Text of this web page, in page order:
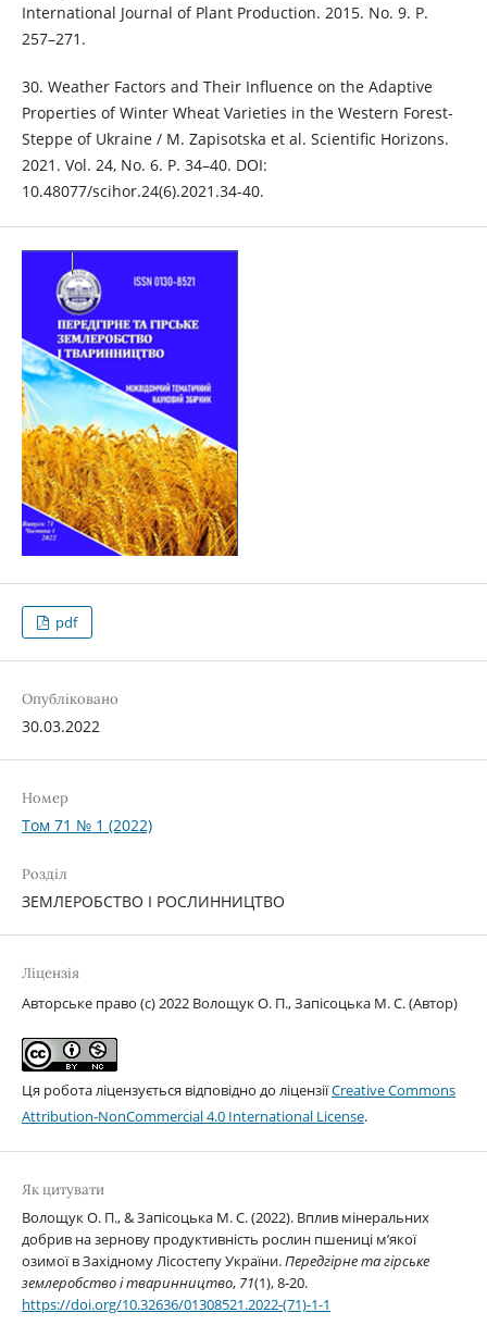
International Journal of Plant Production. 2015. No. 9. Р.
257–271.
30. Weather Factors and Their Influence on the Adaptive
Properties of Winter Wheat Varieties in the Western Forest-
Steppe of Ukraine / M. Zapisotska et al. Scientific Horizons.
2021. Vol. 24, No. 6. P. 34–40. DOI:
10.48077/scihor.24(6).2021.34-40.
pdf
Опубліковано
30.03.2022
Номер
Том 71 № 1 (2022)
Розділ
ЗЕМЛЕРОБСТВО І РОСЛИННИЦТВО
Ліцензія
Авторське право (c) 2022 Волощук О. П., Запісоцька М. C. (Автор)
Ця робота ліцензується відповідно до ліцензіїCreative Commons
Attribution-NonCommercial 4.0 International License.
Як цитувати
Волощук О. П., & Запісоцька М. C. (2022). Вплив мінеральних
добрив на зернову продуктивність рослин пшениці м’якої
озимої в Західному Лісостепу України.Передгірне та гірське
землеробство і тваринництво, 71(1), 8-20.
https://doi.org/10.32636/01308521.2022-(71)-1-1